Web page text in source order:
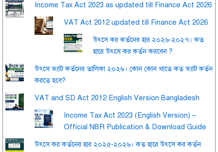
Income Tax Act 2023 as updated till Finance Act 2026
VAT Act 2012 updated till Finance Act 2026
উৎসে কর কর্তনের হার ২০২৬-২০২৭। কত
হারে উৎসে কর কর্তন করবেন ?
উৎসে ভ্যাট কর্তনের তালিকা ২০২৬। কোন কোন খাতে কত ভ্যাট কর্তন
করতে হবে?
VAT and SD Act 2012 English Version Bangladesh
Income Tax Act 2023 (English Version) –
Official NBR Publication & Download Guide
উৎসে কর কর্তনের হার ২০২৫-২০২৬। কত হারে উৎসে কর কর্তন